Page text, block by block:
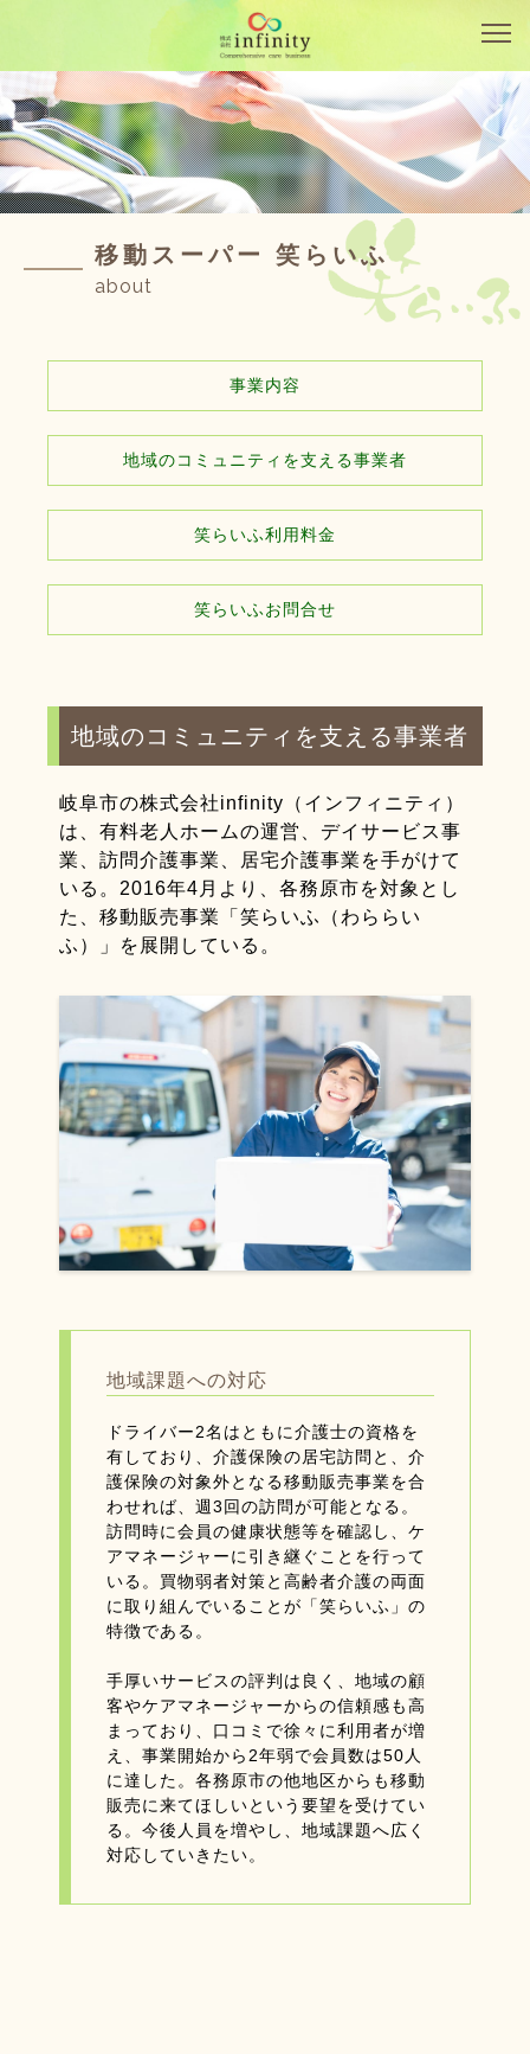
移動スーパー 笑らいふ
about
事業内容
地域のコミュニティを支える事業者
笑らいふ利用料金
笑らいふお問合せ
地域のコミュニティを支える事業者
岐阜市の株式会社infinity（インフィニティ）
は、有料老人ホームの運営、デイサービス事
業、訪問介護事業、居宅介護事業を手がけて
いる。2016年4月より、各務原市を対象とし
た、移動販売事業「笑らいふ（わららい
ふ）」を展開している。
地域課題への対応
ドライバー2名はともに介護士の資格を
有しており、介護保険の居宅訪問と、介
護保険の対象外となる移動販売事業を合
わせれば、週3回の訪問が可能となる。
訪問時に会員の健康状態等を確認し、ケ
アマネージャーに引き継ぐことを行って
いる。買物弱者対策と高齢者介護の両面
に取り組んでいることが「笑らいふ」の
特徴である。
手厚いサービスの評判は良く、地域の顧
客やケアマネージャーからの信頼感も高
まっており、口コミで徐々に利用者が増
え、事業開始から2年弱で会員数は50人
に達した。各務原市の他地区からも移動
販売に来てほしいという要望を受けてい
る。今後人員を増やし、地域課題へ広く
対応していきたい。